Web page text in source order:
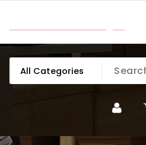
content